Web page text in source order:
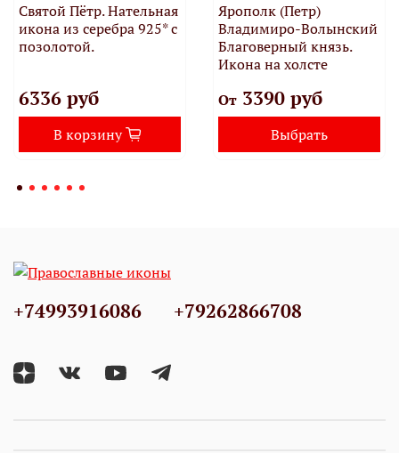
Святой Пётр. Нательная
икона из серебра 925* с
позолотой.
6336 руб
В корзину
Ярополк (Петр)
Владимиро-Волынский
Благоверный князь.
Икона на холсте
От3390 руб
Выбрать
+74993916086 +79262866708